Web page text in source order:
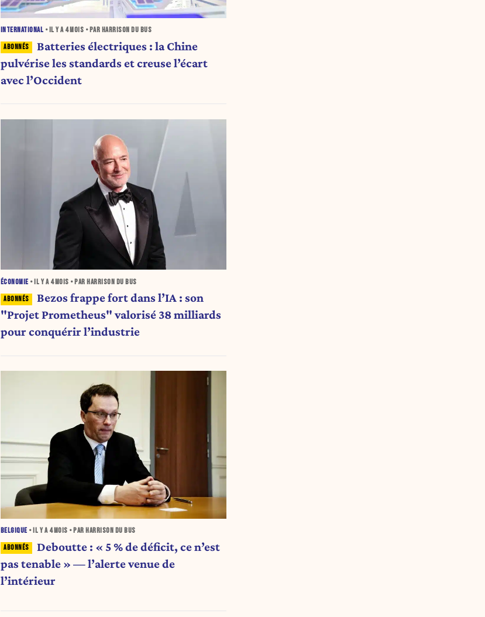
INTERNATIONAL • IL Y A 4 MOIS • PAR HARRISON DU BUS
Batteries électriques : la Chine
pulvérise les standards et creuse l’écart
avec l’Occident
ÉCONOMIE • IL Y A 4 MOIS • PAR HARRISON DU BUS
Bezos frappe fort dans l’IA : son
"Projet Prometheus" valorisé 38 milliards
pour conquérir l’industrie
BELGIQUE • IL Y A 4 MOIS • PAR HARRISON DU BUS
Deboutte : « 5 % de déficit, ce n’est
pas tenable » — l’alerte venue de
l’intérieur